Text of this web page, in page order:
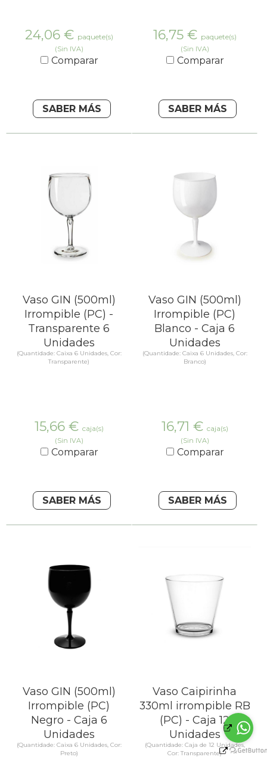
24,06 € paquete(s)
(Sin IVA)
Comparar
SABER MÁS
16,75 € paquete(s)
(Sin IVA)
Comparar
SABER MÁS
Vaso GIN (500ml)
Irrompible (PC) -
Transparente 6
Unidades
(Quantidade: Caixa 6 Unidades, Cor:
Transparente)
15,66 € caja(s)
(Sin IVA)
Comparar
SABER MÁS
Vaso GIN (500ml)
Irrompible (PC)
Blanco - Caja 6
Unidades
(Quantidade: Caixa 6 Unidades, Cor:
Branco)
16,71 € caja(s)
(Sin IVA)
Comparar
SABER MÁS
Vaso GIN (500ml)
Irrompible (PC)
Negro - Caja 6
Unidades
(Quantidade: Caixa 6 Unidades, Cor:
Preto)
Vaso Caipirinha
330ml irrompible RB
(PC) - Caja 12
Unidades
(Quantidade: Caja de 12 Unidades,
Cor: Transparente)